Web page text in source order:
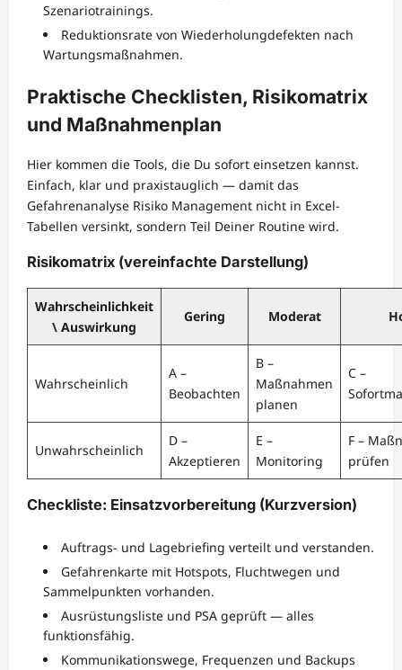
Szenariotrainings.
Reduktionsrate von Wiederholungdefekten nach
Wartungsmaßnahmen.
Praktische Checklisten, Risikomatrix
und Maßnahmenplan
Hier kommen die Tools, die Du sofort einsetzen kannst.
Einfach, klar und praxistauglich — damit das
Gefahrenanalyse Risiko Management nicht in Excel-
Tabellen versinkt, sondern Teil Deiner Routine wird.
Risikomatrix (vereinfachte Darstellung)
Wahrscheinlichkeit
\ Auswirkung
Gering Moderat
Wahrscheinlich
A –
Beobachten
B –
Maßnahmen
planen
C –
Unwahrscheinlich
D –
Akzeptieren
E –
Monitoring
F –
prüfen
Checkliste: Einsatzvorbereitung (Kurzversion)
Auftrags- und Lagebriefing verteilt und verstanden.
Gefahrenkarte mit Hotspots, Fluchtwegen und
Sammelpunkten vorhanden.
Ausrüstungsliste und PSA geprüft — alles
funktionsfähig.
Kommunikationswege, Frequenzen und Backups